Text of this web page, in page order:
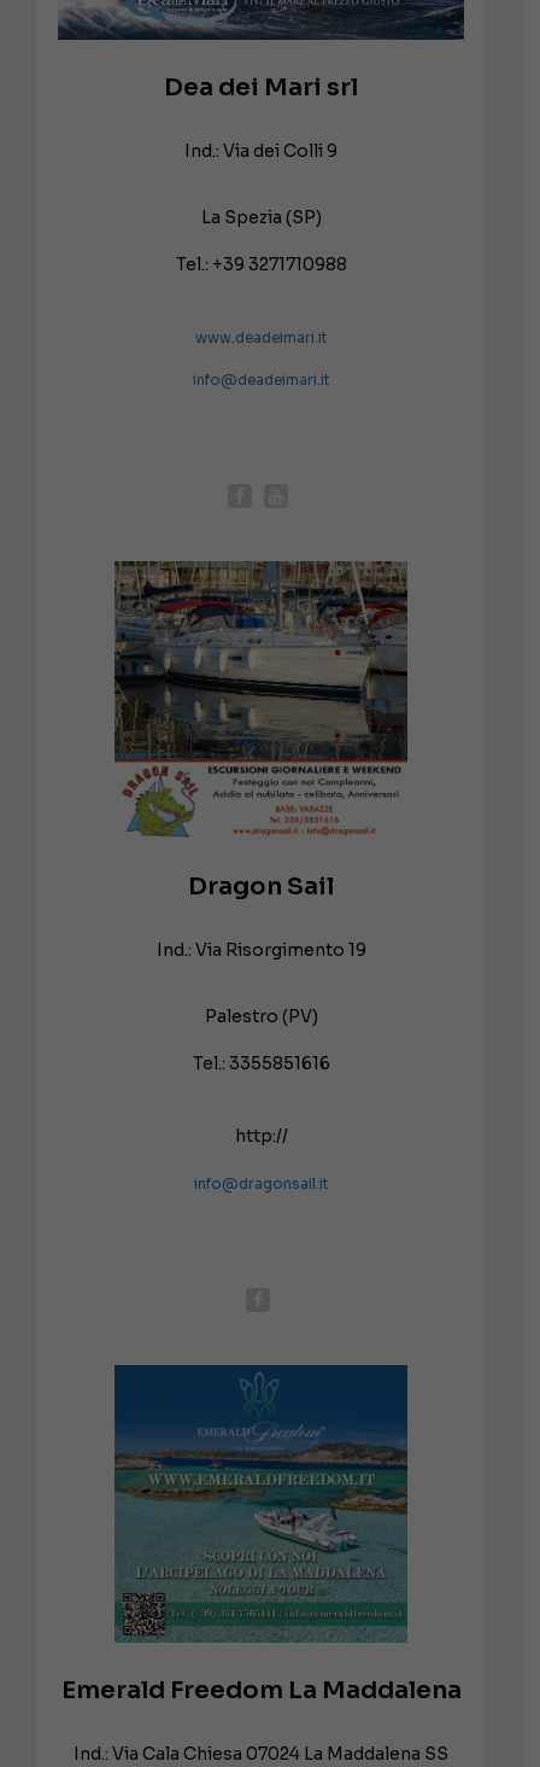
Dea dei Mari srl
Ind.: Via dei Colli 9
La Spezia (SP)
Tel.: +39 3271710988
www.deadeimari.it
info@deadeimari.it
Dragon Sail
Ind.: Via Risorgimento 19
Palestro (PV)
Tel.: 3355851616
http://
info@dragonsail.it
Emerald Freedom La Maddalena
Ind.: Via Cala Chiesa 07024 La Maddalena SS